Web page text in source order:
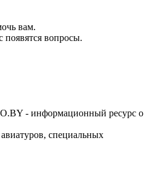
вам.
вопросы.
- информационный ресурс о
специальных